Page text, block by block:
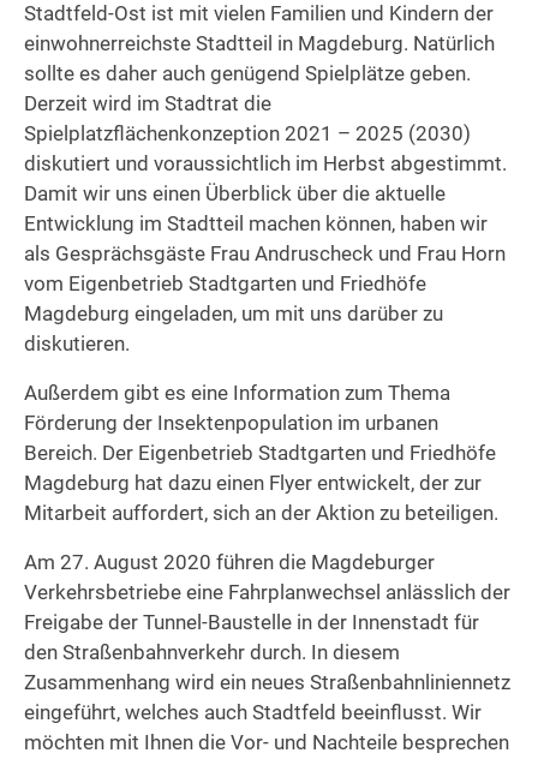
Stadtfeld-Ost ist mit vielen Familien und Kindern der
einwohnerreichste Stadtteil in Magdeburg. Natürlich
sollte es daher auch genügend Spielplätze geben.
Derzeit wird im Stadtrat die
Spielplatzflächenkonzeption 2021 – 2025 (2030)
diskutiert und voraussichtlich im Herbst abgestimmt.
Damit wir uns einen Überblick über die aktuelle
Entwicklung im Stadtteil machen können, haben wir
als Gesprächsgäste Frau Andruscheck und Frau Horn
vom Eigenbetrieb Stadtgarten und Friedhöfe
Magdeburg eingeladen, um mit uns darüber zu
diskutieren.
Außerdem gibt es eine Information zum Thema
Förderung der Insektenpopulation im urbanen
Bereich. Der Eigenbetrieb Stadtgarten und Friedhöfe
Magdeburg hat dazu einen Flyer entwickelt, der zur
Mitarbeit auffordert, sich an der Aktion zu beteiligen.
Am 27. August 2020 führen die Magdeburger
Verkehrsbetriebe eine Fahrplanwechsel anlässlich der
Freigabe der Tunnel-Baustelle in der Innenstadt für
den Straßenbahnverkehr durch. In diesem
Zusammenhang wird ein neues Straßenbahnliniennetz
eingeführt, welches auch Stadtfeld beeinflusst. Wir
möchten mit Ihnen die Vor- und Nachteile besprechen